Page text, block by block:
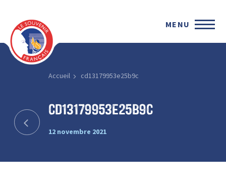
MENU
Accueil cd13179953e25b9c
cd13179953e25b9c
12 novembre 2021